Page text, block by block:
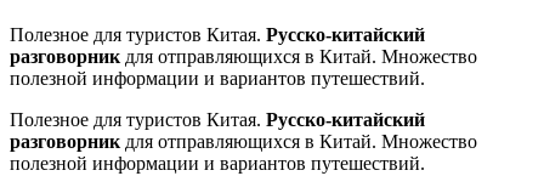
Полезное для туристов Китая. Русско-китайский
разговорник для отправляющихся в Китай. Множество
полезной информации и вариантов путешествий.
Полезное для туристов Китая. Русско-китайский
разговорник для отправляющихся в Китай. Множество
полезной информации и вариантов путешествий.